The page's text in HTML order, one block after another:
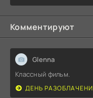
Комментируют
Glenna
Классный фильм.
ДЕНЬ